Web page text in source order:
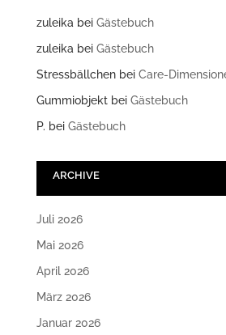
zuleikabei Gästebuch
zuleikabei Gästebuch
Stressbällchenbei Care-
Gummiobjektbei Gästebuch
P. bei Gästebuch
ARCHIVE
Juli 2026
Mai 2026
April 2026
März 2026
Januar 2026